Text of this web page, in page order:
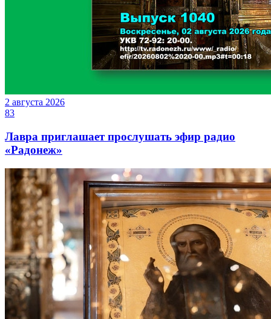
2 августа 2026
83
Лавра приглашает прослушать эфир радио
«Радонеж»